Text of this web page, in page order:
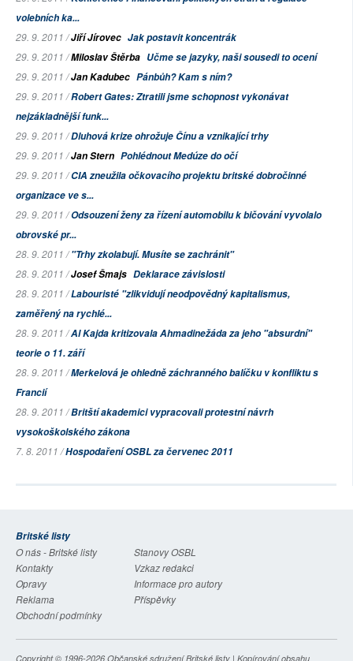
volebních ka...
29. 9. 2011 /Jiří Jírovec Jak postavit koncentrák
29. 9. 2011 /Miloslav Štěrba Učme se jazyky, naši sousedi to ocení
29. 9. 2011 /Jan Kadubec Pánbůh? Kam s ním?
29. 9. 2011 /Robert Gates: Ztratili jsme schopnost vykonávat
nejzákladnější funk...
29. 9. 2011 /Dluhová krize ohrožuje Čínu a vznikající trhy
29. 9. 2011 /Jan Stern Pohlédnout Medúze do očí
29. 9. 2011 /CIA zneužila očkovacího projektu britské dobročinné
organizace ve s...
29. 9. 2011 /Odsouzení ženy za řízení automobilu k bičování vyvolalo
obrovské pr...
28. 9. 2011 /"Trhy zkolabují. Musíte se zachránit"
28. 9. 2011 /Josef Šmajs Deklarace závislosti
28. 9. 2011 /Labouristé "zlikvidují neodpovědný kapitalismus,
zaměřený na rychlé...
28. 9. 2011 /Al Kajda kritizovala Ahmadinežáda za jeho "absurdní"
teorie o 11. září
28. 9. 2011 /Merkelová je ohledně záchranného balíčku v konfliktu s
Francií
28. 9. 2011 /Britští akademici vypracovali protestní návrh
vysokoškolského zákona
7. 8. 2011 /Hospodaření OSBL za červenec 2011
Britské listy
O nás - Britské listy
Stanovy OSBL
Kontakty
Vzkaz redakci
Opravy
Informace pro autory
Reklama
Příspěvky
Obchodní podmínky
Copyright © 1996-2026 Občanské sdružení Britské listy | Kopírování obsahu